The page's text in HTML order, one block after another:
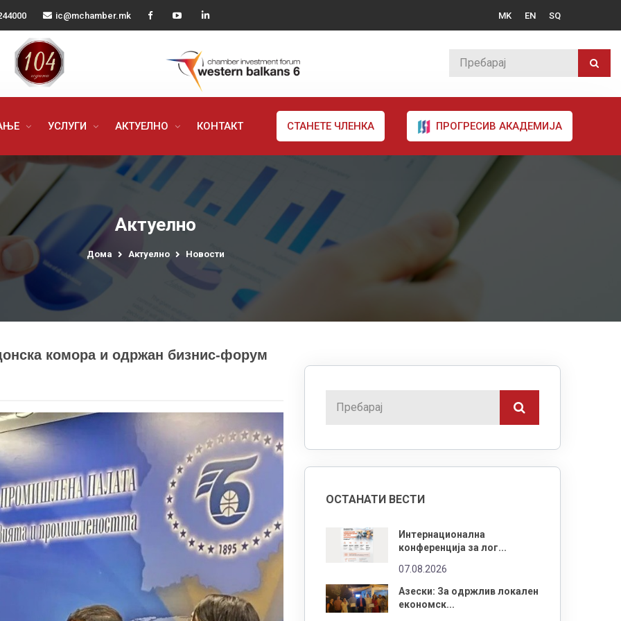
ic@mchamber.mk MK EN SQ
УСЛУГИ АКТУЕЛНО КОНТАКТ СТАНЕТЕ ЧЛЕНКА ПРОГРЕСИВ АКАДЕМИЈА
Актуелно
Дома Актуелно Новости
комора и одржан бизнис-форум
ОСТАНАТИ ВЕСТИ
Интернационална
конференција за лог...
07.08.2026
Азески: За одржлив локален
економск...